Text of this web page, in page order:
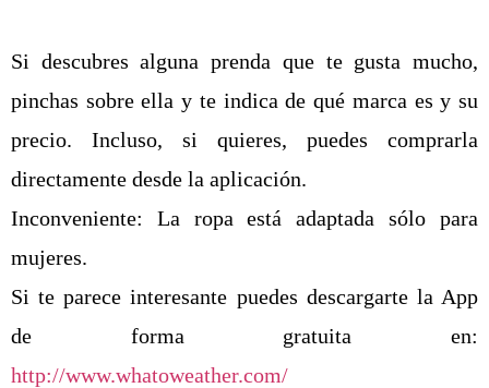
Si descubres alguna prenda que te gusta mucho,
pinchas sobre ella y te indica de qué marca es y su
precio. Incluso, si quieres, puedes comprarla
directamente desde la aplicación.
Inconveniente: La ropa está adaptada sólo para
mujeres.
Si te parece interesante puedes descargarte la App
de forma gratuita en:
http://www.whatoweather.com/